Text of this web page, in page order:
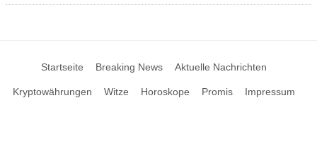
Startseite Breaking News Aktuelle Nachrichten
Kryptowährungen Witze Horoskope Promis Impressum